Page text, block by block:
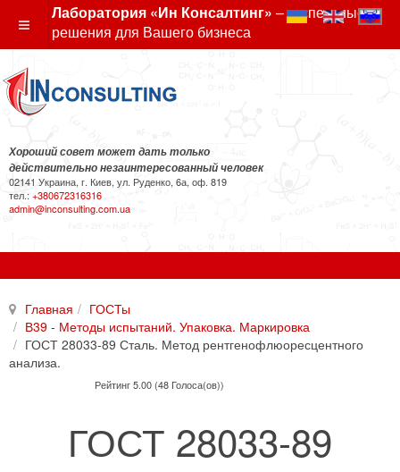
Лаборатория «Ин Консалтинг» – экспертные
решения для Вашего бизнеса
Хороший совет может дать только
действительно незаинтересованный человек
02141 Украина, г. Киев, ул. Руденко, 6а, оф. 819
тел.: +380672316316
admin@inconsulting.com.ua
Главная
ГОСТы
В39 - Методы испытаний. Упаковка. Маркировка
ГОСТ 28033-89 Сталь. Метод рентгенофлюоресцентного
анализа.
Рейтинг 5.00 (48 Голоса(ов))
ГОСТ 28033-89